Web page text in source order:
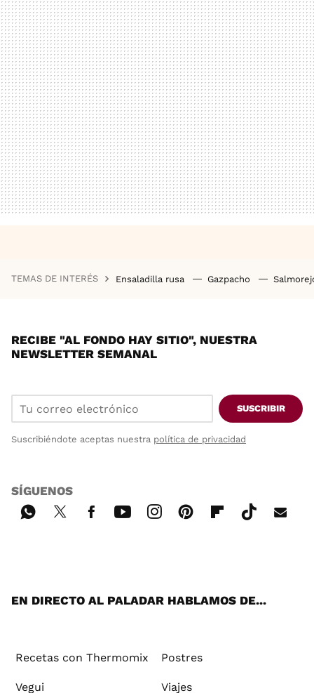
TEMAS DE INTERÉS Ensaladilla rusa Gazpacho
RECIBE "AL FONDO HAY SITIO", NUESTRA
NEWSLETTER SEMANAL
SUSCRIBIR
Suscribiéndote aceptas nuestra política de privacidad
SÍGUENOS
EN DIRECTO AL PALADAR HABLAMOS DE...
Recetas con Thermomix Postres
Vegui Viajes